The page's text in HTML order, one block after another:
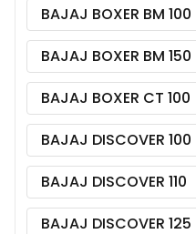
BAJAJ BOXER BM 100
BAJAJ BOXER BM 150
BAJAJ BOXER CT 100
BAJAJ DISCOVER 100
BAJAJ DISCOVER 110
BAJAJ DISCOVER 125